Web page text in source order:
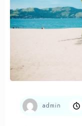
admin